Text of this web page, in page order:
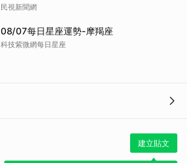
民視新聞網
08/07每日星座運勢-摩羯座
科技紫微網每日星座
建立貼文